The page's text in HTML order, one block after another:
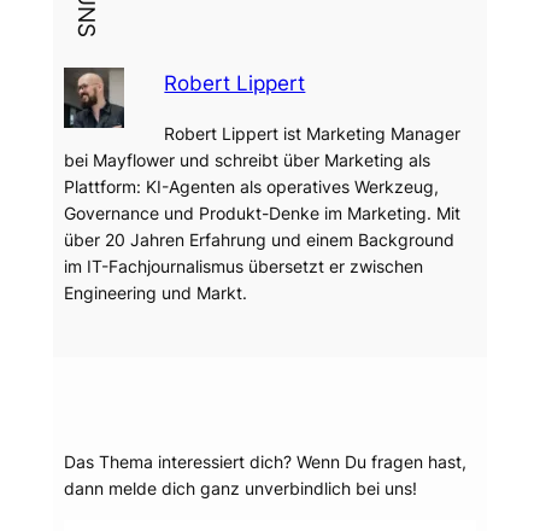
Robert Lippert
Robert Lippert ist Marketing Manager
bei Mayflower und schreibt über Marketing als
Plattform: KI-Agenten als operatives Werkzeug,
Governance und Produkt-Denke im Marketing. Mit
über 20 Jahren Erfahrung und einem Background
im IT-Fachjournalismus übersetzt er zwischen
Engineering und Markt.
Das Thema interessiert dich? Wenn Du fragen hast,
dann melde dich ganz unverbindlich bei uns!